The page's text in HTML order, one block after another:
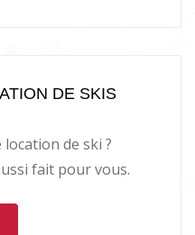
DE SKIS
de ski ?
fait pour vous.